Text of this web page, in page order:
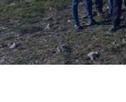
Services
Jeunesse